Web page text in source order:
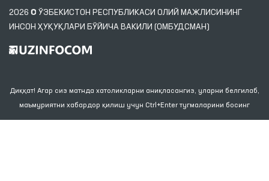
2026 © ЎЗБЕКИСТОН РЕСПУБЛИКАСИ ОЛИЙ МАЖЛИСИНИНГ
ИНСОН ҲУҚУҚЛАРИ БЎЙИЧА ВАКИЛИ (ОМБУДСМАН)
Диққат! Агар сиз матнда хатоликларни аниқласангиз, уларни белгилаб,
маъмуриятни хабардор қилиш учун Ctrl+Enter тугмаларини босинг